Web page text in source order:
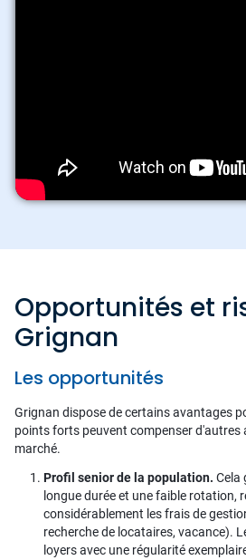
Opportunités et
Grignan
Les opportunités
Grignan dispose de certains avantages
points forts peuvent compenser d'autres
marché.
Profil senior de la population. Cela
longue durée et une faible rotation,
considérablement les frais de
recherche de locataires, vacance).
loyers avec une régularité